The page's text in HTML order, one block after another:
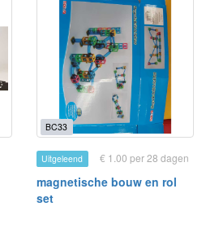
BC33
Uitgeleend € 1.00 per 28 dagen
magnetische bouw en rol
set